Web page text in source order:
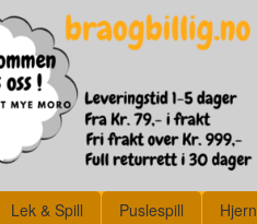
Lek & Spill Puslespill